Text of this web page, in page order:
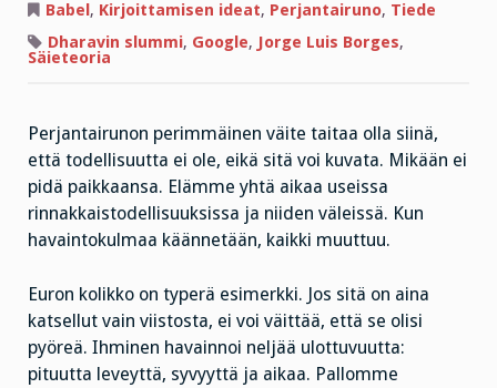
Todellisuuden
mittakaava
Babel, Kirjoittamisen ideat, Perjantairuno, Tiede
Dharavin slummi, Google, Jorge Luis Borges,
Säieteoria
Perjantairunon perimmäinen väite taitaa olla siinä,
että todellisuutta ei ole, eikä sitä voi kuvata. Mikään ei
pidä paikkaansa. Elämme yhtä aikaa useissa
rinnakkaistodellisuuksissa ja niiden väleissä. Kun
havaintokulmaa käännetään, kaikki muuttuu.
Euron kolikko on typerä esimerkki. Jos sitä on aina
katsellut vain viistosta, ei voi väittää, että se olisi
pyöreä. Ihminen havainnoi neljää ulottuvuutta:
pituutta leveyttä, syvyyttä ja aikaa. Pallomme